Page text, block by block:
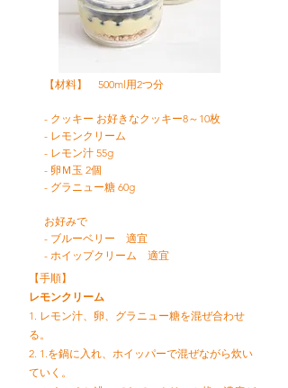
【材料】 500ml用2つ分
- クッキー お好きなクッキー8～10枚
- レモンクリーム
- レモン汁 55g
- 卵Ｍ玉 2個
- グラニュー糖 60g
お好みで
- ブルーベリー 適宜
- ホイップクリーム 適宜
【手順】
レモンクリーム
1. レモン汁、卵、グラニュー糖を混ぜ合わせ
る。
2. 1.を鍋に入れ、ホイッパーで混ぜながら炊い
ていく。